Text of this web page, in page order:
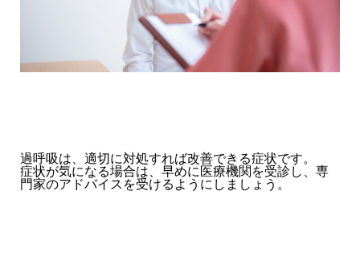
過呼吸は、適切に対処すれば改善できる症状です。
症状が気になる場合は、早めに医療機関を受診し、専
門家のアドバイスを受けるようにしましょう。